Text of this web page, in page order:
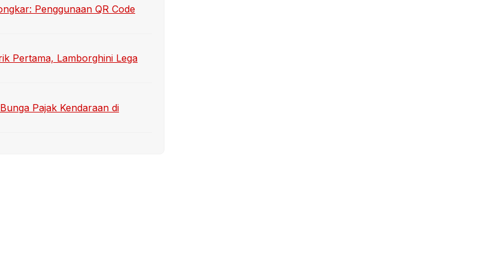
Penggunaan QR Code
Pertama, Lamborghini Lega
Pajak Kendaraan di